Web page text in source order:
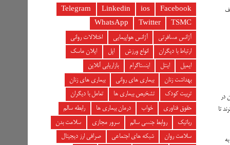
از شرکت‌کنندگان در
تا
Facebook
ios
Linkedin
Telegram
TSMC
Twitter
WhatsApp
آژانس مسافرتی
آژانس هواپیمایی
اختلالات روانی
ارتباط با دیگران
انواع ورزش اپل
ایلان ماسک
ایمیل
اینتل اینستاگرام
بازاریابی آنلاین
بهداشت زنان
بیماری های روانی
بیماری های زنان
تربیت کودک
تشخیص بیماری ها
تعامل با دیگران
حقوق فناوری
خواب درمان بیماری ها
رابطه سالم
رباتیک
روابط جنسی سالم سرور مجازی
سلامت بدن
سلامت روان
شبکه های اجتماعی
صرافی ارز دیجیتال